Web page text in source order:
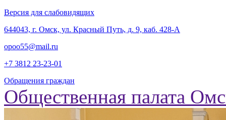
Версия для слабовидящих
‎644043, г. Омск, ул. Красный Путь, д. 9, каб. 428-А
opoo55@mail.ru
+7 3812 23-23-01
Обращения граждан
Общественная палата